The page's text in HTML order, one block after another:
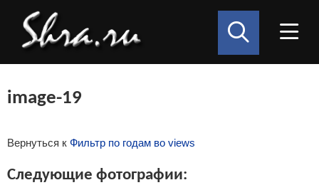
image-19
Вернуться к Фильтр по годам во views
Следующие фотографии: